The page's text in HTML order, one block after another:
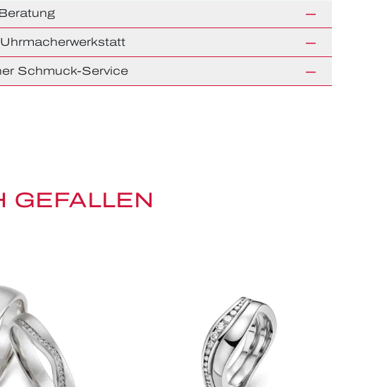
Schmuck-Service
GEFALLEN